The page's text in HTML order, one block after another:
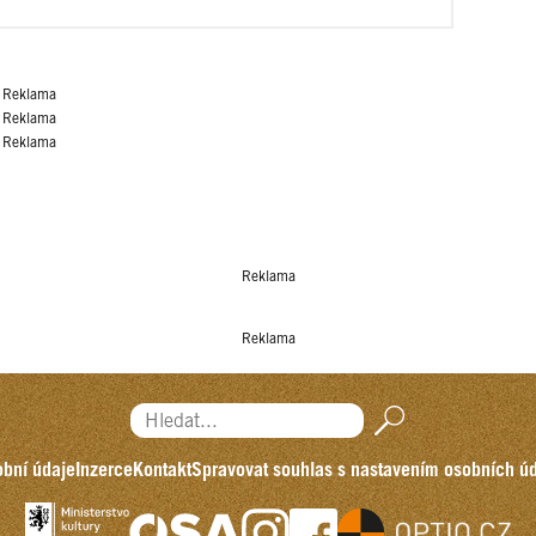
Reklama
Reklama
Reklama
Reklama
Reklama
Hledat...
údajeInzerceKontaktSpravovat souhlas s nastavením osobních